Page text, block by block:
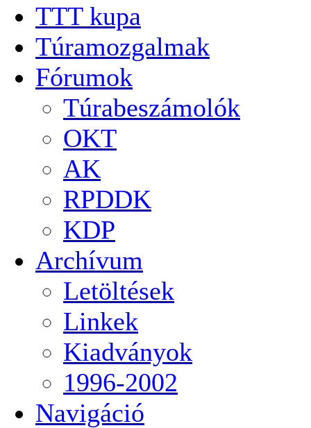
TTT kupa
Túramozgalmak
Fórumok
Túrabeszámolók
OKT
AK
RPDDK
KDP
Archívum
Letöltések
Linkek
Kiadványok
1996-2002
Navigáció